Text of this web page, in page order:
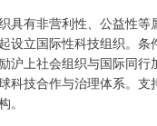
有非营利性、公益性等
立国际性科技组织。条
沪上社会组织与国际同
技合作与治理体系。支